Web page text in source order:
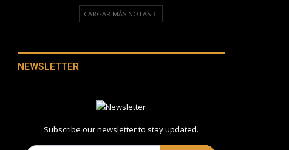
CARGAR MÁS NOTAS
NEWSLETTER
Subscribe our newsletter to stay updated.